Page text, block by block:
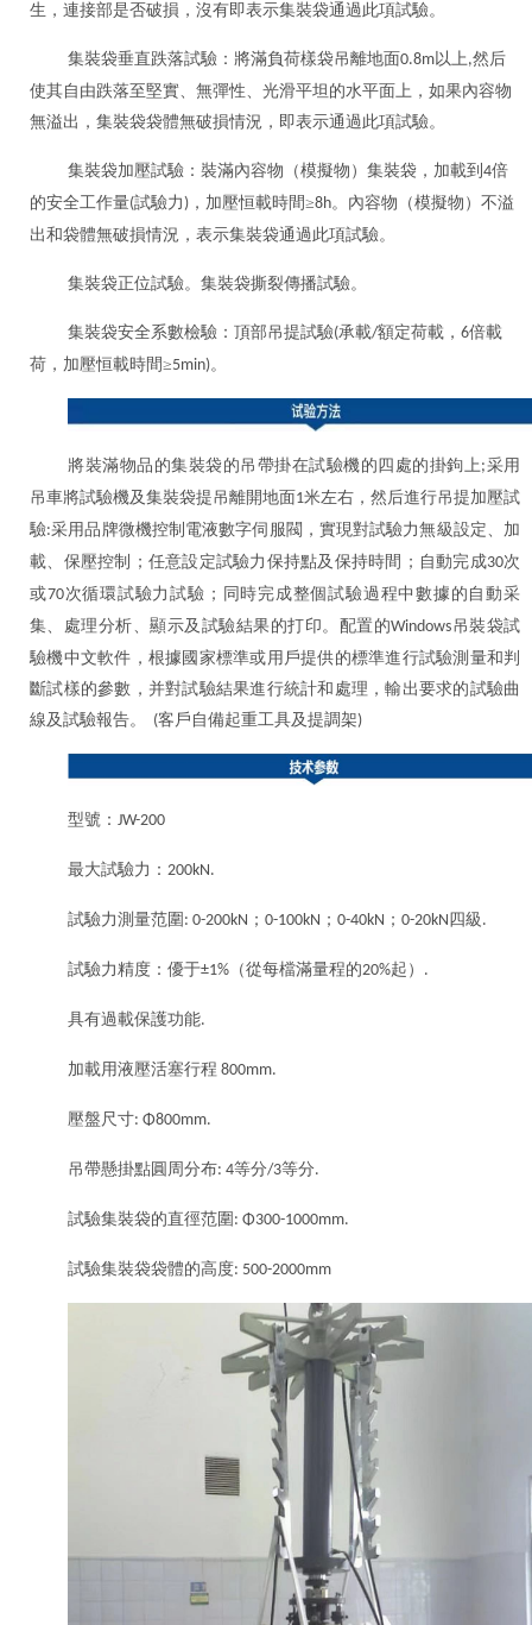
生，連接部是否破損，沒有即表示集裝袋通過此項試驗。
集裝袋垂直跌落試驗：將滿負荷樣袋吊離地面0.8m以上,然后
使其自由跌落至堅實、無彈性、光滑平坦的水平面上，如果內容物
無溢出，集裝袋袋體無破損情況，即表示通過此項試驗。
集裝袋加壓試驗：裝滿內容物（模擬物）集裝袋，加載到 4倍
的安全工作量(試驗力 ) ，加壓恒載時間≥8h。內容物（模擬物）不溢
出和袋體無破損情況，表示集裝袋通過此項試驗。
集裝袋正位試驗。集裝袋撕裂傳播試驗。
集裝袋安全系數檢驗：頂部吊提試驗(承載/額定荷載， 6倍載
荷，加壓恒載時間≥5min)。
將裝滿物品的集裝袋的吊帶掛在試驗機的四處的掛鉤上 ;采用
吊車將試驗機及集裝袋提吊離開地面1米左右，然后進行吊提加壓試
驗:采用品牌微機控制電液數字伺服閥，實現對試驗力無級設定、加
載、保壓控制；任意設定試驗力保持點及保持時間；自動完成30次
或70次循環試驗力試驗；同時完成整個試驗過程中數據的自動采
集、處理分析、顯示及試驗結果的打印。配置的Windows吊裝袋試
驗機中文軟件，根據國家標準或用戶提供的標準進行試驗測量和判
斷試樣的參數，并對試驗結果進行統計和處理，輸出要求的試驗曲
線及試驗報告。
(客戶自備起重工具及提調架)
型號： JW-200
最大試驗力： 200kN.
試驗力測量范圍 : 0-200kN ； 0-100kN ； 0-40kN ； 0-20kN 四級 .
試驗力精度：優于±1% （從每檔滿量程的20%起） .
具有過載保護功能.
加載用液壓活塞行程 800mm.
壓盤尺寸: Φ800mm.
吊帶懸掛點圓周分布: 4等分/3等分.
試驗集裝袋的直徑范圍 : Φ300-1000mm.
試驗集裝袋袋體的高度: 500-2000mm